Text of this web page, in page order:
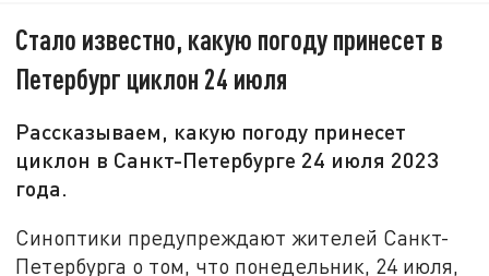
Стало известно, какую погоду принесет в
Петербург циклон 24 июля
Рассказываем, какую погоду принесет
циклон в Санкт-Петербурге 24 июля 2023
года.
Синоптики предупреждают жителей Санкт-
Петербурга о том, что понедельник, 24 июля,